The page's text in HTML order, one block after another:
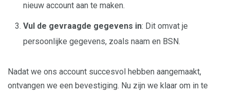
nieuw account aan te maken.
Vul de gevraagde gegevens in: Dit omvat je
persoonlijke gegevens, zoals naam en BSN.
Nadat we ons account succesvol hebben aangemaakt,
ontvangen we een bevestiging. Nu zijn we klaar om in te